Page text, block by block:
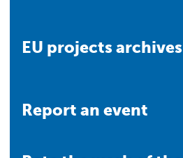
EU projects archives
Report an event